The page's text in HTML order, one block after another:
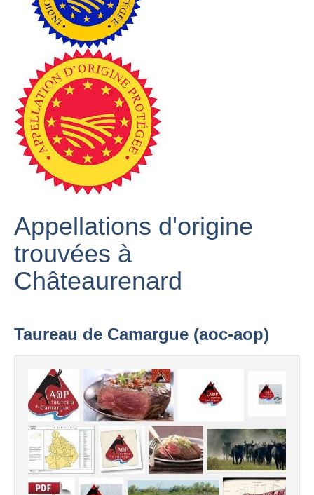
Appellations d'origine
trouvées à
Châteaurenard
Taureau de Camargue (aoc-aop)